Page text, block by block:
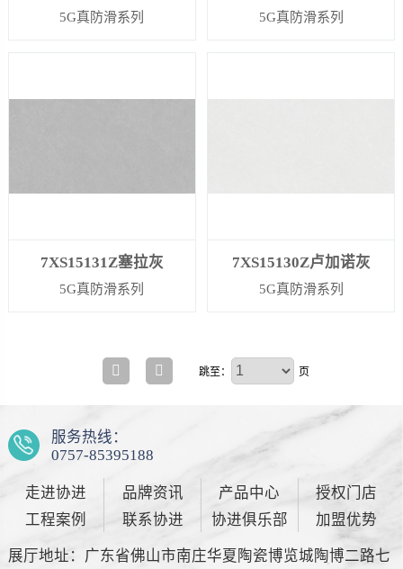
5G真防滑系列 5G真防滑系列
7XS15131Z塞拉灰
5G真防滑系列
7XS15130Z卢加诺灰
5G真防滑系列
跳至： 页
服务热线：
0757-85395188
走进协进 品牌资讯 产品中心
授权门店
工程案例
联系协进 协进俱乐部 加盟优势
展厅地址：广东省佛山市南庄华夏陶瓷博览城陶博二路七